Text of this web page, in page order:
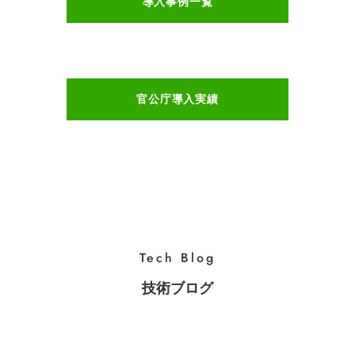
官公庁導入実績
Tech Blog
技術ブログ